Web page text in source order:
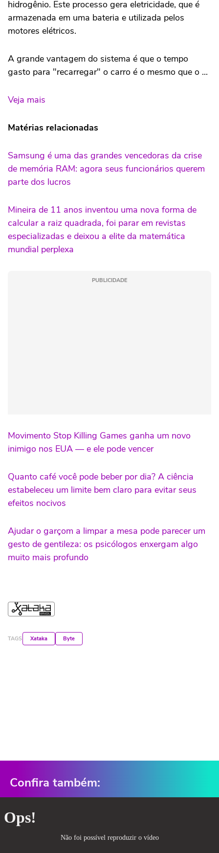
hidrogênio. Este processo gera eletricidade, que é
armazenada em uma bateria e utilizada pelos
motores elétricos.
A grande vantagem do sistema é que o tempo
gasto para "recarregar" o carro é o mesmo que o ...
Veja mais
Matérias relacionadas
Samsung é uma das grandes vencedoras da crise
de memória RAM: agora seus funcionários querem
parte dos lucros
Mineira de 11 anos inventou uma nova forma de
calcular a raiz quadrada, foi parar em revistas
especializadas e deixou a elite da matemática
mundial perplexa
PUBLICIDADE
Movimento Stop Killing Games ganha um novo
inimigo nos EUA — e ele pode vencer
Quanto café você pode beber por dia? A ciência
estabeleceu um limite bem claro para evitar seus
efeitos nocivos
Ajudar o garçom a limpar a mesa pode parecer um
gesto de gentileza: os psicólogos enxergam algo
muito mais profundo
TAGS Xataka Byte
Confira também: